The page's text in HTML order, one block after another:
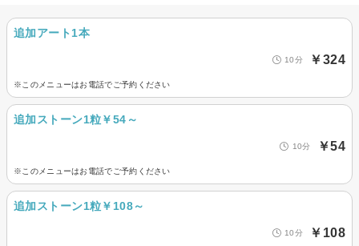
追加アート1本
10分 ￥324
※このメニューはお電話でご予約ください
追加ストーン1粒￥54～
10分 ￥54
※このメニューはお電話でご予約ください
追加ストーン1粒￥108～
10分 ￥108